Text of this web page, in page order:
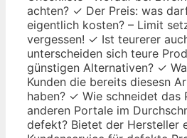
achten? ✓ Der Preis: was
eigentlich kosten? – Limit
vergessen! ✓ Ist teurerer
unterscheiden sich teure
günstigen Alternativen? ✓
Kunden die bereits diesesn
haben? ✓ Wie schneidet das
anderen Portale im
defekt? Bietet der Hersteller